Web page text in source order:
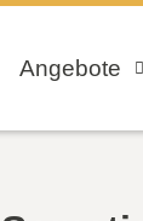
Angebote